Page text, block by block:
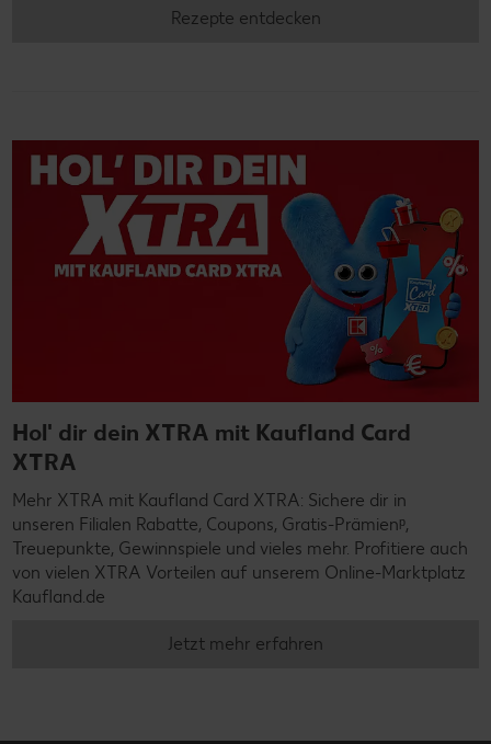
Rezepte entdecken
Hol' dir dein XTRA mit Kaufland Card
XTRA
Mehr XTRA mit Kaufland Card XTRA: Sichere dir in
unseren Filialen Rabatte, Coupons, Gratis-Prämienᵖ,
Treuepunkte, Gewinnspiele und vieles mehr. Profitiere auch
von vielen XTRA Vorteilen auf unserem Online-Marktplatz
Kaufland.de
Jetzt mehr erfahren